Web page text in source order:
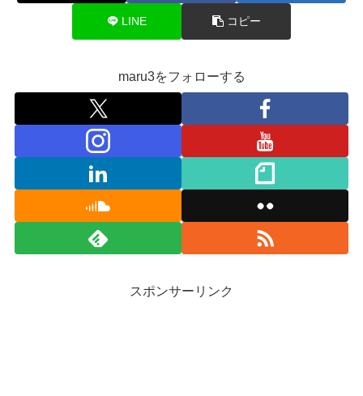
LINE コピー
maru3をフォローする
スポンサーリンク